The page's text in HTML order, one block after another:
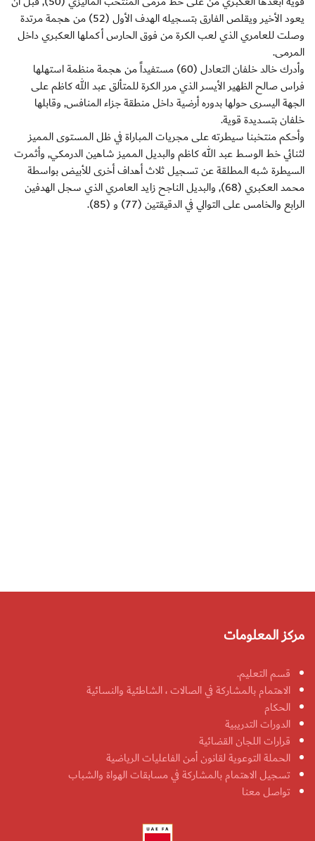
يعود الأخير ويقلص الفارق بتسجيله الهدف الأول (52) من هجمة مرتدة
وصلت للعامري الذي لعب الكرة من فوق الحارس أكملها العكبري داخل
المرمى.
وأدرك خالد خلفان التعادل (60) مستفيداً من هجمة منظمة استهلها
فراس صالح الظهير الأيسر الذي مرر الكرة للمتألق عبد الله كاظم على
الجهة اليسرى حولها بدوره أرضية داخل منطقة جزاء المنافس, وقابلها
خلفان بتسديدة قوية.
وأحكم منتخبنا سيطرته على مجريات المباراة في ظل المستوى المميز
لثنائي خط الوسط عبد الله كاظم والبديل المميز شاهين الدرمكي, وأثمرت
السيطرة شبه المطلقة عن تسجيل ثلاث أهداف أخرى للأبيض بواسطة
محمد العكبري (68), والبديل الناجح زايد العامري الذي سجل الهدفين
الرابع والخامس على التوالي في الدقيقتين (77) و (85).
مركز المعلومات
قسم التعليم.
الاهتمام بالمشاركة في الصالات ، الشاطئية والنسائية
الحكام
الدورات التدريبية
قرارات اللجان القضائية
الحملة التوعوية لقانون أمن الفاعليات الرياضية
تسجيل الاهتمام بالمشاركة في مسابقات الهواة والشباب
تواصل معنا